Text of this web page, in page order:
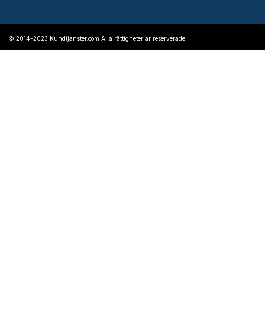
© 2014-2023 Kundtjanster.com Alla rättigheter är reserverade..